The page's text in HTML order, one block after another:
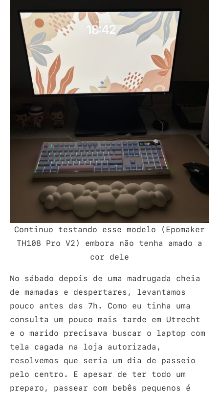
Continuo testando esse modelo (Epomaker
TH108 Pro V2) embora não tenha amado a
cor dele
No sábado depois de uma madrugada cheia
de mamadas e despertares, levantamos
pouco antes das 7h. Como eu tinha uma
consulta um pouco mais tarde em Utrecht
e o marido precisava buscar o laptop com
tela cagada na loja autorizada,
resolvemos que seria um dia de passeio
pelo centro. E apesar de ter todo um
preparo, passear com bebês pequenos é